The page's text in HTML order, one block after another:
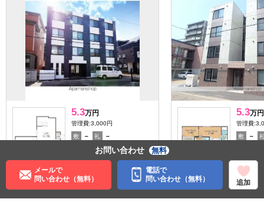
5.3万円
管理費:3,000円
敷 － 礼
－
1LDK
発寒中央駅 徒歩5分
北海道札幌市西区発寒十一
条３丁目
子育て応援 料理が楽 ペット可
5.3万円
管理費
敷 －
発寒中央
北海道
５丁目
料理が楽 ペット可
お問い合わせ 無料
メールで
問い合わせ（無料）
電話で
問い合わせ（無料）
追加